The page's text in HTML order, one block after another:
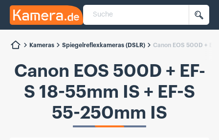
Kamera.de
Suche
Kameras Spiegelreflexkameras (DSLR) Canon EOS 500D +
Canon EOS 500D + EF-
S 18-55mm IS + EF-S
55-250mm IS